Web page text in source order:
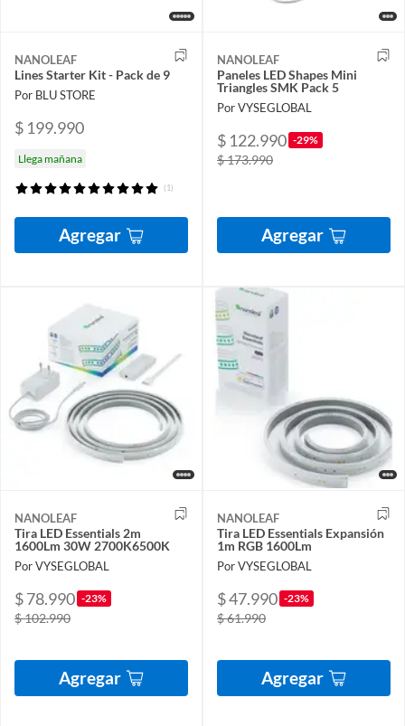
NANOLEAF
Lines Starter Kit - Pack de 9
Por BLU STORE
$ 199.990
Llega mañana
(1)
Agregar
NANOLEAF
Paneles LED Shapes Mini
Triangles SMK Pack 5
Por VYSEGLOBAL
$ 122.990 -29%
$ 173.990
Agregar
NANOLEAF
Tira LED Essentials 2m
1600Lm 30W 2700K6500K
Por VYSEGLOBAL
$ 78.990 -23%
$ 102.990
Agregar
NANOLEAF
Tira LED Essentials Expansión
1m RGB 1600Lm
Por VYSEGLOBAL
$ 47.990 -23%
$ 61.990
Agregar